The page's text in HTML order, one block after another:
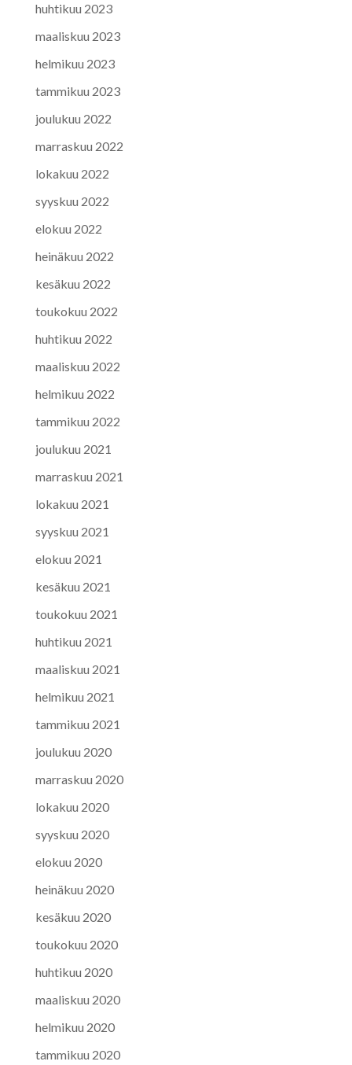
huhtikuu 2023
maaliskuu 2023
helmikuu 2023
tammikuu 2023
joulukuu 2022
marraskuu 2022
lokakuu 2022
syyskuu 2022
elokuu 2022
heinäkuu 2022
kesäkuu 2022
toukokuu 2022
huhtikuu 2022
maaliskuu 2022
helmikuu 2022
tammikuu 2022
joulukuu 2021
marraskuu 2021
lokakuu 2021
syyskuu 2021
elokuu 2021
kesäkuu 2021
toukokuu 2021
huhtikuu 2021
maaliskuu 2021
helmikuu 2021
tammikuu 2021
joulukuu 2020
marraskuu 2020
lokakuu 2020
syyskuu 2020
elokuu 2020
heinäkuu 2020
kesäkuu 2020
toukokuu 2020
huhtikuu 2020
maaliskuu 2020
helmikuu 2020
tammikuu 2020